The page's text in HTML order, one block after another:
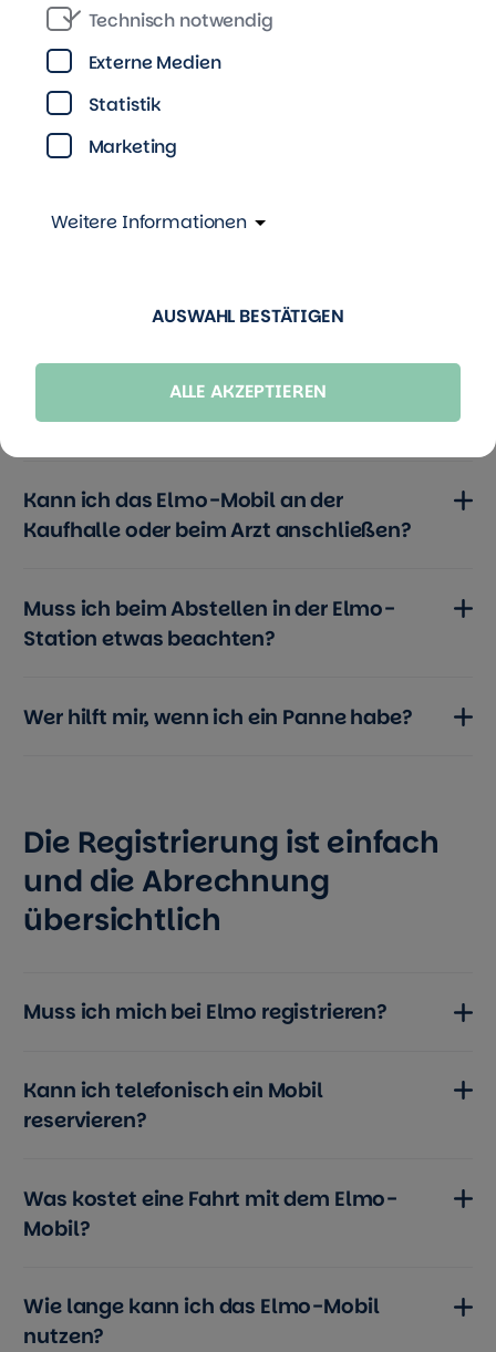
Wie läuft das Starten mit dem
Funkarmband?
Wann kann ich das Elmo-Mobil nutzen?
fahren?
Wie schnell fährt das Elmo-Mobil?
Für welche Entfernung reicht eine
komplett aufgeladene Batterie?
Kann ich das Elmo-Mobil an der
Kaufhalle oder beim Arzt anschließen?
Muss ich beim Abstellen in der Elmo-
Station etwas beachten?
Wer hilft mir, wenn ich ein Panne habe?
Die Registrierung ist einfach
und die Abrechnung
übersichtlich
Muss ich mich bei Elmo registrieren?
Kann ich telefonisch ein Mobil
reservieren?
Was kostet eine Fahrt mit dem Elmo-
Mobil?
Wie lange kann ich das Elmo-Mobil
nutzen?
Technisch notwendig
Externe Medien
Statistik
Marketing
Weitere Informationen
AUSWAHL BESTÄTIGEN
ALLE AKZEPTIEREN